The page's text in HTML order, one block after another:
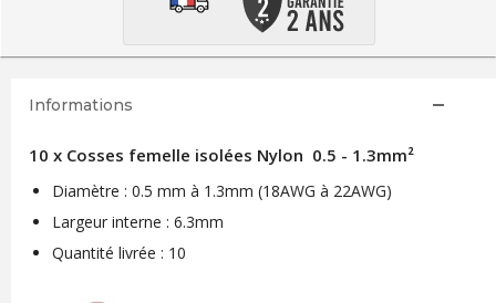
Informations
10 x Cosses femelle isolées Nylon 0.5 - 1.3mm²
Diamètre : 0.5 mm à 1.3mm (18AWG à 22AWG)
Largeur interne : 6.3mm
Quantité livrée : 10